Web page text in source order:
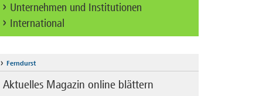
Unternehmen und Institutionen
International
Ferndurst
Aktuelles Magazin online blättern